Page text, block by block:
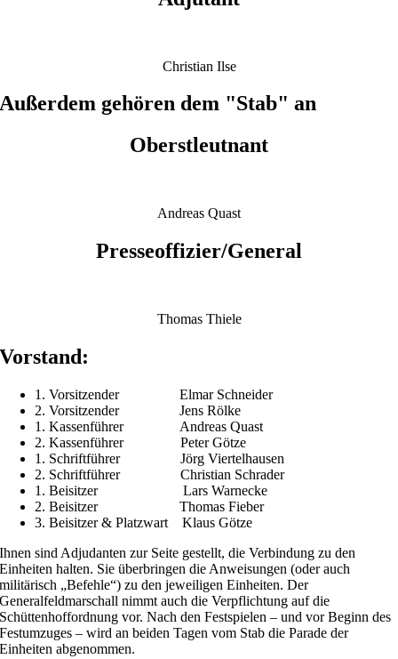
Christian Ilse
Außerdem gehören dem "Stab" an
Oberstleutnant
Andreas Quast
Presseoffizier/General
Thomas Thiele
Vorstand:
1. Vorsitzender Elmar Schneider
2. Vorsitzender Jens Rölke
1. Kassenführer Andreas Quast
2. Kassenführer Peter Götze
1. Schriftführer Jörg Viertelhausen
2. Schriftführer Christian Schrader
1. Beisitzer Lars Warnecke
2. Beisitzer Thomas Fieber
3. Beisitzer & Platzwart Klaus Götze
Ihnen sind Adjudanten zur Seite gestellt, die Verbindung zu den
Einheiten halten. Sie überbringen die Anweisungen (oder auch
militärisch „Befehle“) zu den jeweiligen Einheiten. Der
Generalfeldmarschall nimmt auch die Verpflichtung auf die
Schüttenhoffordnung vor. Nach den Festspielen – und vor Beginn des
Festumzuges – wird an beiden Tagen vom Stab die Parade der
Einheiten abgenommen.